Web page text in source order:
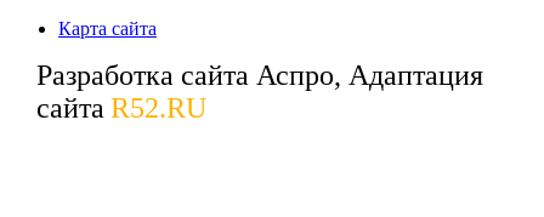
Карта сайта
Разработка сайта Аспро, Адаптация
сайта R52.RU